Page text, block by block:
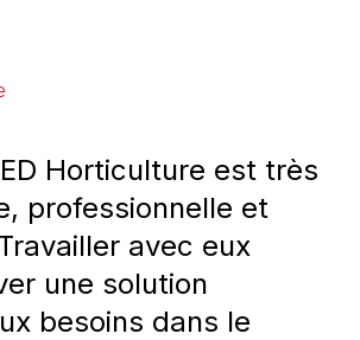
Horticulture est très
professionnelle et
avec eux
une solution
besoins dans le